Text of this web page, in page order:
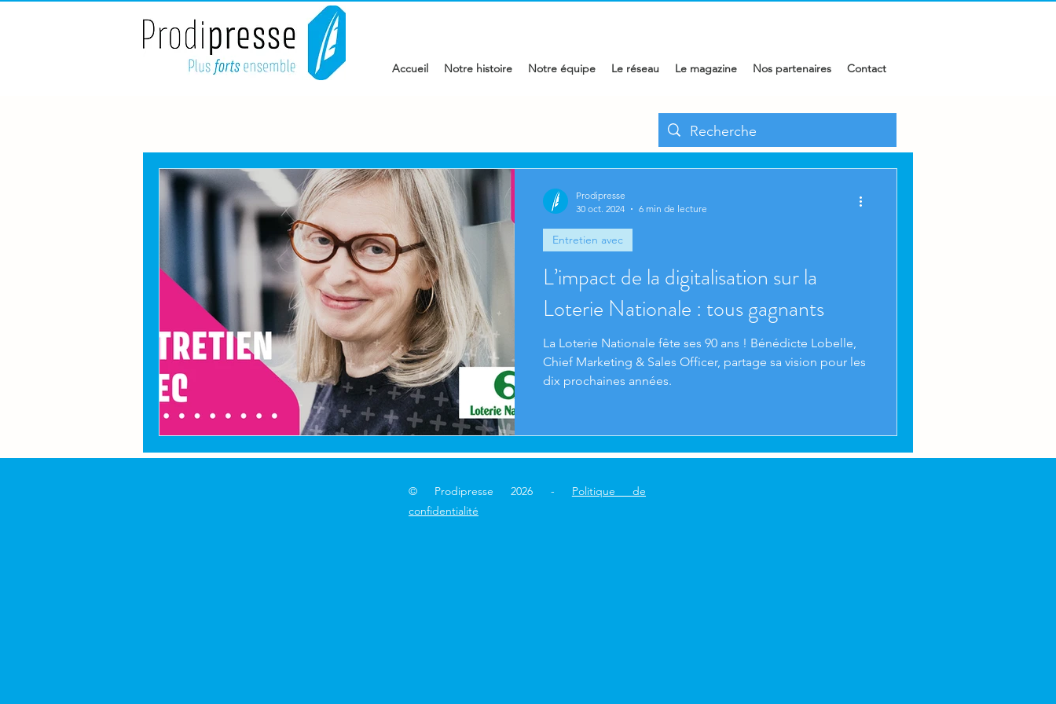
Accueil Notre histoire Notre équipe Le réseau Le magazine Nos partenaires Contact
Zoom partenaire
L’impact de la digitalisation sur la
Loterie Nationale : tous gagnants
La Loterie Nationale fête ses 90 ans ! Bénédicte Lobelle,
Chief Marketing & Sales Officer, partage sa vision pour les
dix prochaines années.
Entretien avec
Prodipresse
30 oct. 2024
6 min de lecture
© Prodipresse 2026 - Politique de
confidentialité